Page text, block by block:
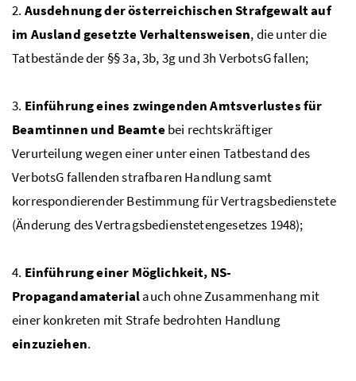
2. Ausdehnung der österreichischen Strafgewalt auf
im Ausland gesetzte Verhaltensweisen, die unter die
Tatbestände der §§ 3a, 3b, 3g und 3h VerbotsG fallen;
3. Einführung eines zwingenden Amtsverlustes für
Beamtinnen und Beamtebei rechtskräftiger
Verurteilung wegen einer unter einen Tatbestand des
VerbotsG fallenden strafbaren Handlung samt
korrespondierender Bestimmung für Vertragsbedienstete
(Änderung des Vertragsbedienstetengesetzes 1948);
4. Einführung einer Möglichkeit, NS-
Propagandamaterialauch ohne Zusammenhang mit
einer konkreten mit Strafe bedrohten Handlung
einzuziehen.